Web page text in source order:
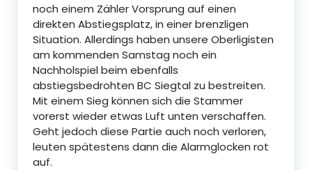
noch einem Zähler Vorsprung auf einen
direkten Abstiegsplatz, in einer brenzligen
Situation. Allerdings haben unsere Oberligisten
am kommenden Samstag noch ein
Nachholspiel beim ebenfalls
abstiegsbedrohten BC Siegtal zu bestreiten.
Mit einem Sieg können sich die Stammer
vorerst wieder etwas Luft unten verschaffen.
Geht jedoch diese Partie auch noch verloren,
leuten spätestens dann die Alarmglocken rot
auf.